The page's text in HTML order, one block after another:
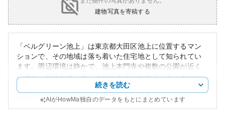
建物写真を寄稿する
「ベルグリーン池上」は東京都大田区池上に位置するマン
ションで、その地域は落ち着いた住宅地として知られてい
ます。周辺環境は静かで、池上本門寺や複数の公園が近く
にあり、自然を感じることができる点が魅力です。また、
交通アクセスも良好で、池上駅や多くのバス路線により都
心へのアクセスがしやすい立地にあります。
続きを読む
AIがHowMa独自のデータをもとにまとめています